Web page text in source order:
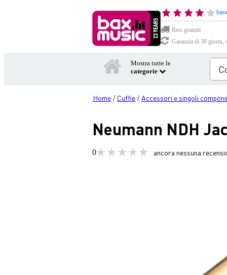
Resi gratuiti
Garanzia di 30 giorni,
Mostra tutte le
categorie
Home / Cuffie /Accessori e singoli
Neumann NDH
0 ancora nessuna